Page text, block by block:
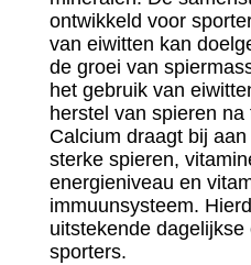
ontwikkeld voor
van eiwitten kan
de groei van
het gebruik van
herstel van spieren
Calcium draagt bij
sterke spieren,
energieniveau en
immuunsysteem.
uitstekende
sporters.